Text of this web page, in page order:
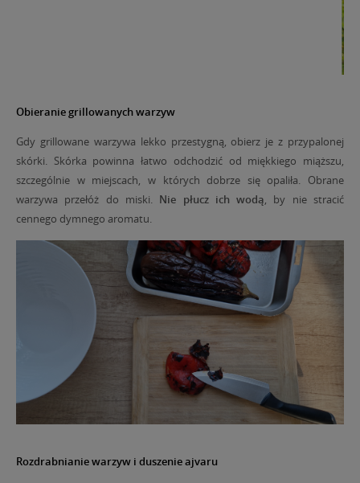
Obieranie grillowanych warzyw
Gdy grillowane warzywa lekko przestygną, obierz je z przypalonej
skórki. Skórka powinna łatwo odchodzić od miękkiego miąższu,
szczególnie w miejscach, w których dobrze się opaliła. Obrane
warzywa przełóż do miski. Nie płucz ich wodą , by nie stracić
cennego dymnego aromatu.
Rozdrabnianie warzyw i duszenie ajvaru